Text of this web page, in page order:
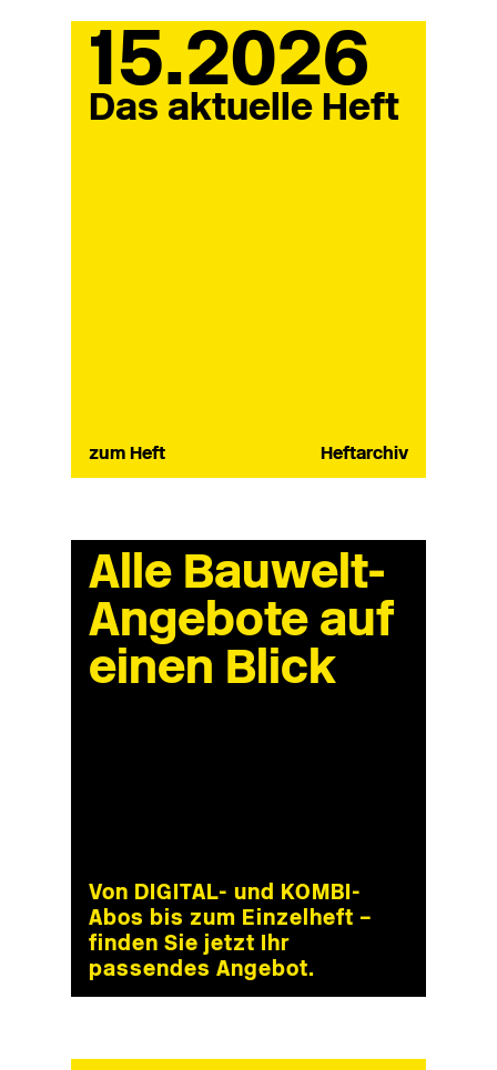
15.2026
Das aktuelle Heft
zum Heft Heftarchiv
Alle Bauwelt-
Angebote auf
einen Blick
Von DIGITAL- und KOMBI-
Abos bis zum Einzelheft –
finden Sie jetzt Ihr
passendes Angebot.